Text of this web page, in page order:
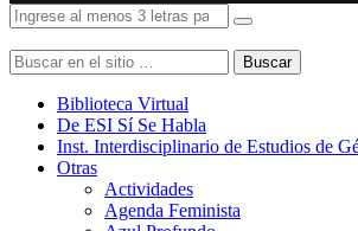
Buscar
Biblioteca Virtual
De ESI Sí Se Habla
Inst. Interdisciplinario de Estudios de
Otras
Actividades
Agenda Feminista